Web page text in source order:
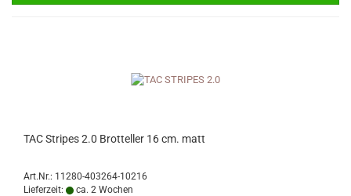
TAC Stripes 2.0 Brotteller 16 cm. matt
Art.Nr.: 11280-403264-10216
Lieferzeit:
ca. 2 Wochen